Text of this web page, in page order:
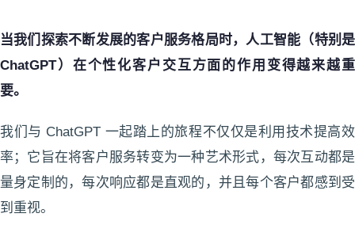
当我们探索不断发展的客户服务格局时，人工智能（特别是
ChatGPT）在个性化客户交互方面的作用变得越来越重
要。
我们与 ChatGPT 一起踏上的旅程不仅仅是利用技术提高效
率；它旨在将客户服务转变为一种艺术形式，每次互动都是
量身定制的，每次响应都是直观的，并且每个客户都感到受
到重视。